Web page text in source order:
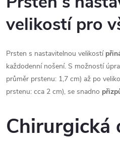
velikostí pro
Prsten s nastavitelnou velikostí
každodenní nošení. S možností
průměr prstenu: 1,7 cm) až po
prstenu: cca 2 cm), se snadno
Chirurgická